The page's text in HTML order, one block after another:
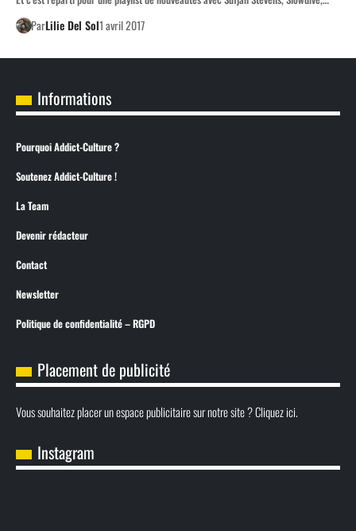
ParLilie Del Sol1 avril 2017
Informations
Pourquoi Addict-Culture ?
Soutenez Addict-Culture !
La Team
Devenir rédacteur
Contact
Newsletter
Politique de confidentialité – RGPD
Placement de publicité
Vous souhaitez placer un espace publicitaire sur notre site ? Cliquez ici.
Instagram